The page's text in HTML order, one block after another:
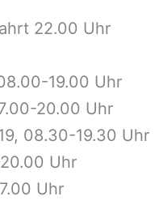
22.00 Uhr
19.00 Uhr
20.00 Uhr
08.30-19.30 Uhr
Uhr
Uhr